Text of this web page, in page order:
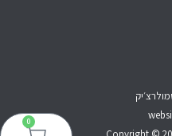
0